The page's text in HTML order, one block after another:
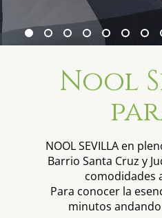
Nool
NOOL SEVILLA en
Barrio Santa Cruz y
comodidades
Para conocer la
minutos